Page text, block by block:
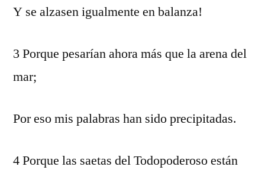
Y se alzasen igualmente en balanza!
3 Porque pesarían ahora más que la arena del
mar;
Por eso mis palabras han sido precipitadas.
4 Porque las saetas del Todopoderoso están